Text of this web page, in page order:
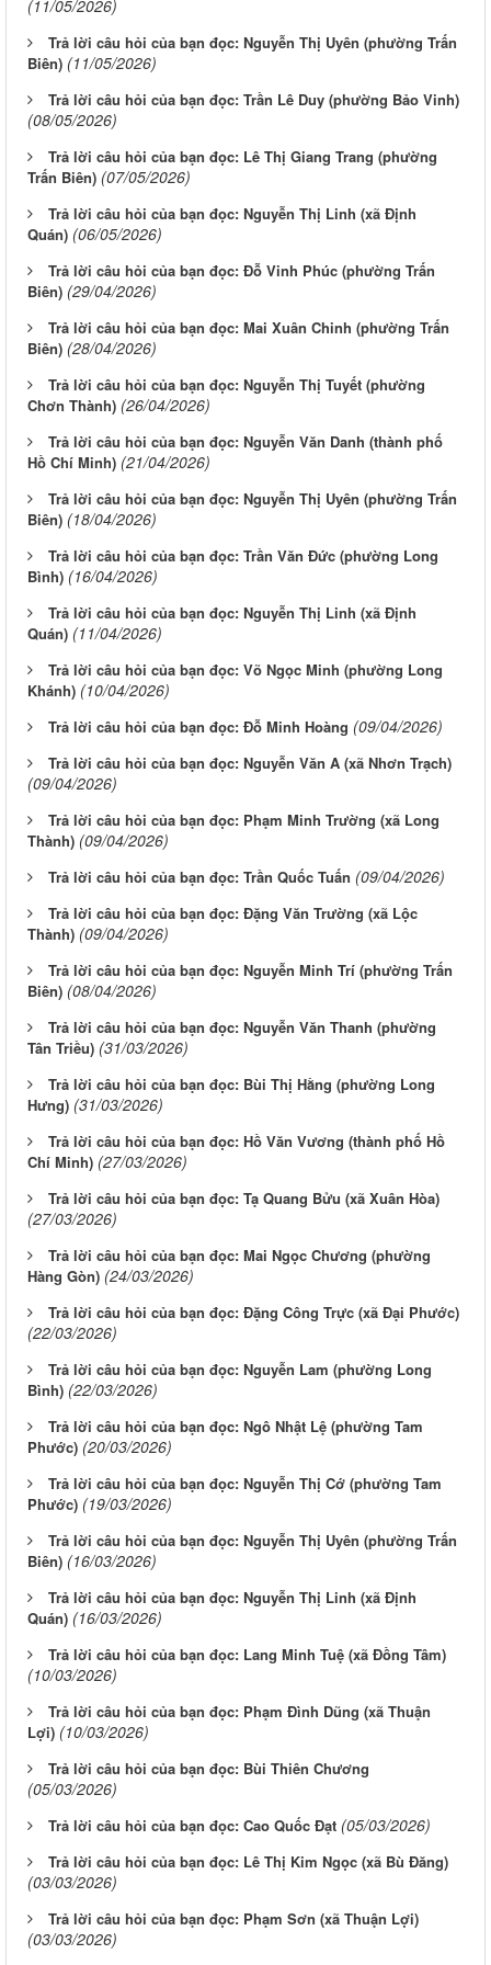
(11/05/2026)
Trả lời câu hỏi của bạn đọc: Nguyễn Thị Uyên (phường Trấn
Biên) (11/05/2026)
Trả lời câu hỏi của bạn đọc: Trần Lê Duy (phường Bảo Vinh)
(08/05/2026)
Trả lời câu hỏi của bạn đọc: Lê Thị Giang Trang (phường
Trấn Biên) (07/05/2026)
Trả lời câu hỏi của bạn đọc: Nguyễn Thị Linh (xã Định
Quán) (06/05/2026)
Trả lời câu hỏi của bạn đọc: Đỗ Vinh Phúc (phường Trấn
Biên) (29/04/2026)
Trả lời câu hỏi của bạn đọc: Mai Xuân Chinh (phường Trấn
Biên) (28/04/2026)
Trả lời câu hỏi của bạn đọc: Nguyễn Thị Tuyết (phường
Chơn Thành) (26/04/2026)
Trả lời câu hỏi của bạn đọc: Nguyễn Văn Danh (thành phố
Hồ Chí Minh) (21/04/2026)
Trả lời câu hỏi của bạn đọc: Nguyễn Thị Uyên (phường Trấn
Biên) (18/04/2026)
Trả lời câu hỏi của bạn đọc: Trần Văn Đức (phường Long
Bình) (16/04/2026)
Trả lời câu hỏi của bạn đọc: Nguyễn Thị Linh (xã Định
Quán) (11/04/2026)
Trả lời câu hỏi của bạn đọc: Võ Ngọc Minh (phường Long
Khánh) (10/04/2026)
Trả lời câu hỏi của bạn đọc: Đỗ Minh Hoàng (09/04/2026)
Trả lời câu hỏi của bạn đọc: Nguyễn Văn A (xã Nhơn Trạch)
(09/04/2026)
Trả lời câu hỏi của bạn đọc: Phạm Minh Trường (xã Long
Thành) (09/04/2026)
Trả lời câu hỏi của bạn đọc: Trần Quốc Tuấn (09/04/2026)
Trả lời câu hỏi của bạn đọc: Đặng Văn Trường (xã Lộc
Thành) (09/04/2026)
Trả lời câu hỏi của bạn đọc: Nguyễn Minh Trí (phường Trấn
Biên) (08/04/2026)
Trả lời câu hỏi của bạn đọc: Nguyễn Văn Thanh (phường
Tân Triều) (31/03/2026)
Trả lời câu hỏi của bạn đọc: Bùi Thị Hằng (phường Long
Hưng) (31/03/2026)
Trả lời câu hỏi của bạn đọc: Hồ Văn Vương (thành phố Hồ
Chí Minh) (27/03/2026)
Trả lời câu hỏi của bạn đọc: Tạ Quang Bửu (xã Xuân Hòa)
(27/03/2026)
Trả lời câu hỏi của bạn đọc: Mai Ngọc Chương (phường
Hàng Gòn) (24/03/2026)
Trả lời câu hỏi của bạn đọc: Đặng Công Trực (xã Đại Phước)
(22/03/2026)
Trả lời câu hỏi của bạn đọc: Nguyễn Lam (phường Long
Bình) (22/03/2026)
Trả lời câu hỏi của bạn đọc: Ngô Nhật Lệ (phường Tam
Phước) (20/03/2026)
Trả lời câu hỏi của bạn đọc: Nguyễn Thị Cớ (phường Tam
Phước) (19/03/2026)
Trả lời câu hỏi của bạn đọc: Nguyễn Thị Uyên (phường Trấn
Biên) (16/03/2026)
Trả lời câu hỏi của bạn đọc: Nguyễn Thị Linh (xã Định
Quán) (16/03/2026)
Trả lời câu hỏi của bạn đọc: Lang Minh Tuệ (xã Đồng Tâm)
(10/03/2026)
Trả lời câu hỏi của bạn đọc: Phạm Đình Dũng (xã Thuận
Lợi) (10/03/2026)
Trả lời câu hỏi của bạn đọc: Bùi Thiên Chương
(05/03/2026)
Trả lời câu hỏi của bạn đọc: Cao Quốc Đạt (05/03/2026)
Trả lời câu hỏi của bạn đọc: Lê Thị Kim Ngọc (xã Bù Đăng)
(03/03/2026)
Trả lời câu hỏi của bạn đọc: Phạm Sơn (xã Thuận Lợi)
(03/03/2026)
Từ ngày 10/8/2026 đến ngày 16/8/2026